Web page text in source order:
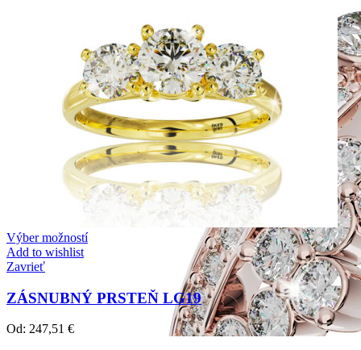
Výber možností
Add to wishlist
Zavrieť
ZÁSNUBNÝ PRSTEŇ LG19
Od: 247,51 €